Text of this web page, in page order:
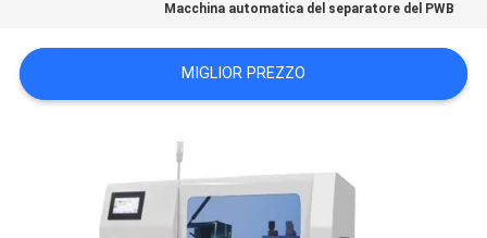
DEL
SITO
PRIVACY
POLICY
Macchina automatica del separatore del PWB
MIGLIOR PREZZO